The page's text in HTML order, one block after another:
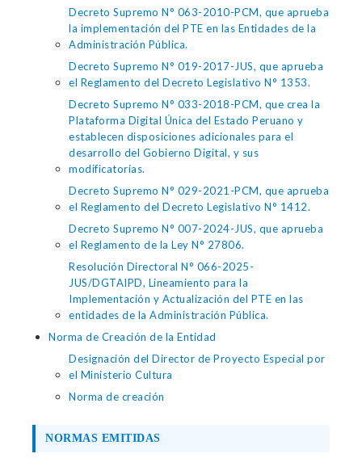
Decreto Supremo N° 063-2010-PCM, que aprueba
la implementación del PTE en las Entidades de la
Administración Pública.
Decreto Supremo N° 019-2017-JUS, que aprueba
el Reglamento del Decreto Legislativo N° 1353.
Decreto Supremo N° 033-2018-PCM, que crea la
Plataforma Digital Única del Estado Peruano y
establecen disposiciones adicionales para el
desarrollo del Gobierno Digital, y sus
modificatorias.
Decreto Supremo N° 029-2021-PCM, que aprueba
el Reglamento del Decreto Legislativo N° 1412.
Decreto Supremo N° 007-2024-JUS, que aprueba
el Reglamento de la Ley N° 27806.
Resolución Directoral N° 066-2025-
JUS/DGTAIPD, Lineamiento para la
Implementación y Actualización del PTE en las
entidades de la Administración Pública.
Norma de Creación de la Entidad
Designación del Director de Proyecto Especial por
el Ministerio Cultura
Norma de creación
NORMAS EMITIDAS